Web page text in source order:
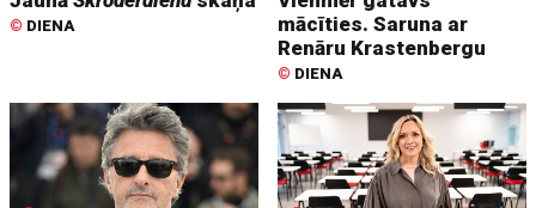
© DIENA
mācīties. Saruna ar
Renāru Krastenbergu
© DIENA